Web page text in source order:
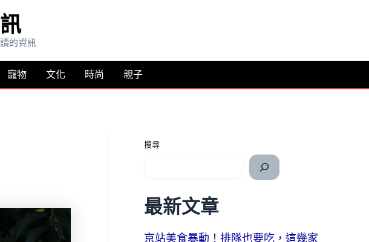
的資訊
寵物 文化 時尚 親子
搜尋
最新文章
京站美食暴動！排隊也要吃，這幾家